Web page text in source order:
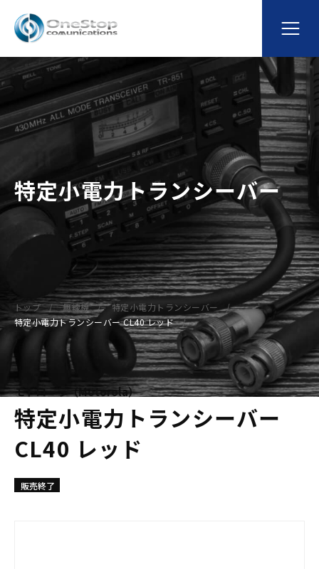
特定小電力トランシーバー
トップ 無線機
特定小電力トランシーバー
特定小電力トランシーバー CL40 レッド
モトローラ（Motorola）
特定小電力トランシーバー
CL40 レッド
販売終了